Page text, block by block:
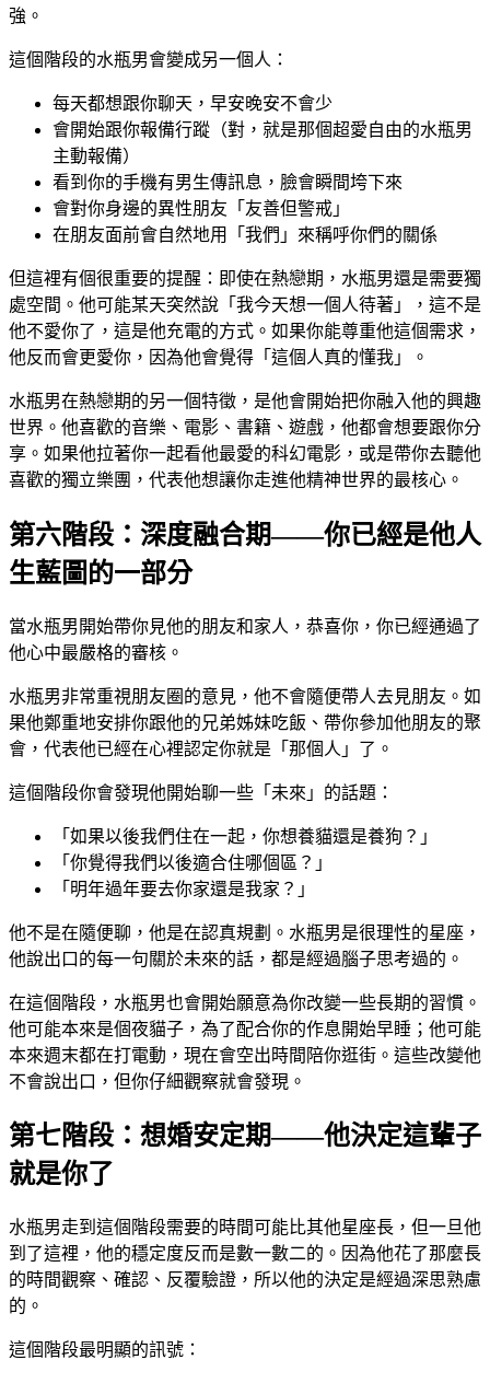
強。
這個階段的水瓶男會變成另一個人：
每天都想跟你聊天，早安晚安不會少
會開始跟你報備行蹤（對，就是那個超愛自由的水瓶男
主動報備）
看到你的手機有男生傳訊息，臉會瞬間垮下來
會對你身邊的異性朋友「友善但警戒」
在朋友面前會自然地用「我們」來稱呼你們的關係
但這裡有個很重要的提醒：即使在熱戀期，水瓶男還是需要獨
處空間。他可能某天突然說「我今天想一個人待著」，這不是
他不愛你了，這是他充電的方式。如果你能尊重他這個需求，
他反而會更愛你，因為他會覺得「這個人真的懂我」。
水瓶男在熱戀期的另一個特徵，是他會開始把你融入他的興趣
世界。他喜歡的音樂、電影、書籍、遊戲，他都會想要跟你分
享。如果他拉著你一起看他最愛的科幻電影，或是帶你去聽他
喜歡的獨立樂團，代表他想讓你走進他精神世界的最核心。
第六階段：深度融合期——你已經是他人
生藍圖的一部分
當水瓶男開始帶你見他的朋友和家人，恭喜你，你已經通過了
他心中最嚴格的審核。
水瓶男非常重視朋友圈的意見，他不會隨便帶人去見朋友。如
果他鄭重地安排你跟他的兄弟姊妹吃飯、帶你參加他朋友的聚
會，代表他已經在心裡認定你就是「那個人」了。
這個階段你會發現他開始聊一些「未來」的話題：
「如果以後我們住在一起，你想養貓還是養狗？」
「你覺得我們以後適合住哪個區？」
「明年過年要去你家還是我家？」
他不是在隨便聊，他是在認真規劃。水瓶男是很理性的星座，
他說出口的每一句關於未來的話，都是經過腦子思考過的。
在這個階段，水瓶男也會開始願意為你改變一些長期的習慣。
他可能本來是個夜貓子，為了配合你的作息開始早睡；他可能
本來週末都在打電動，現在會空出時間陪你逛街。這些改變他
不會說出口，但你仔細觀察就會發現。
第七階段：想婚安定期——他決定這輩子
就是你了
水瓶男走到這個階段需要的時間可能比其他星座長，但一旦他
到了這裡，他的穩定度反而是數一數二的。因為他花了那麼長
的時間觀察、確認、反覆驗證，所以他的決定是經過深思熟慮
的。
這個階段最明顯的訊號：